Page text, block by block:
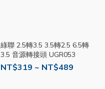
綠聯 2.5轉3.5 3.5轉2.5 6.5轉
3.5 音源轉接頭 UGR053
NT$319 ~ NT$489